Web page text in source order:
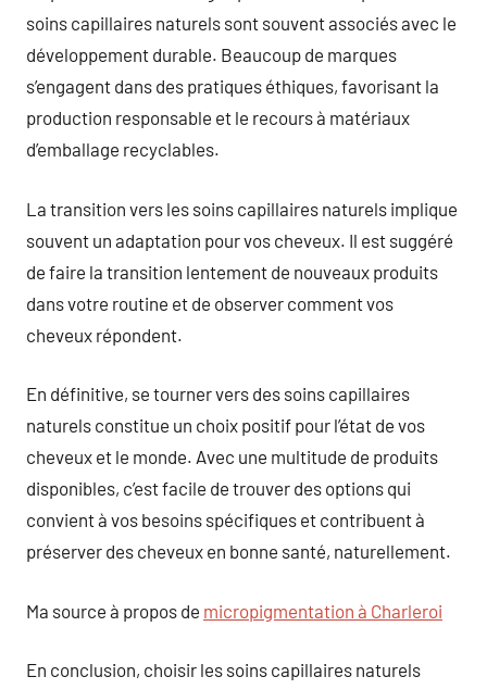
soins capillaires naturels sont souvent associés avec le
développement durable. Beaucoup de marques
s’engagent dans des pratiques éthiques, favorisant la
production responsable et le recours à matériaux
d’emballage recyclables.
La transition vers les soins capillaires naturels implique
souvent un adaptation pour vos cheveux. Il est suggéré
de faire la transition lentement de nouveaux produits
dans votre routine et de observer comment vos
cheveux répondent.
En définitive, se tourner vers des soins capillaires
naturels constitue un choix positif pour l’état de vos
cheveux et le monde. Avec une multitude de produits
disponibles, c’est facile de trouver des options qui
convient à vos besoins spécifiques et contribuent à
préserver des cheveux en bonne santé, naturellement.
Ma source à propos de micropigmentation à Charleroi
En conclusion, choisir les soins capillaires naturels